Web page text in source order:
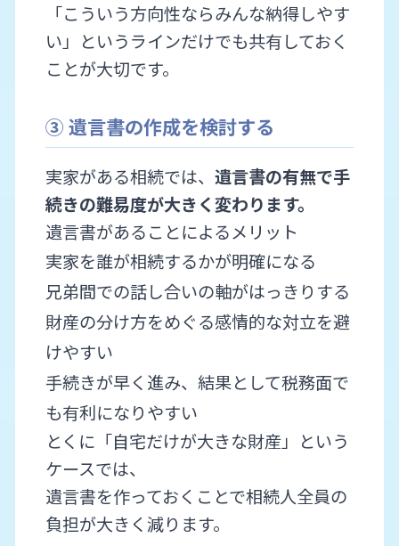
「こういう方向性ならみんな納得しやす
い」というラインだけでも共有しておく
ことが大切です。
③ 遺言書の作成を検討する
実家がある相続では、 遺言書の有無で手
続きの難易度が大きく変わります。
遺言書があることによるメリット
実家を誰が相続するかが明確になる
兄弟間での話し合いの軸がはっきりする
財産の分け方をめぐる感情的な対立を避
けやすい
手続きが早く進み、結果として税務面で
も有利になりやすい
とくに「自宅だけが大きな財産」という
ケースでは、
遺言書を作っておくことで相続人全員の
負担が大きく減ります。